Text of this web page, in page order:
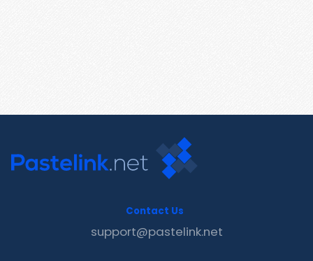
Contact Us
support@pastelink.net